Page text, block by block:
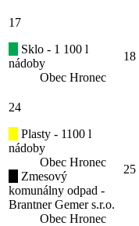
17
Sklo - 1 100 l
nádoby
Obec Hronec
18
24
Plasty - 1100 l
nádoby
Obec Hronec
Zmesový
komunálny odpad -
Brantner Gemer s.r.o.
Obec Hronec
25